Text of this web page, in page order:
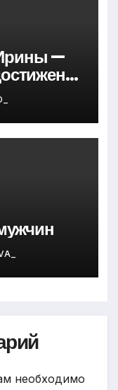
—
необходимо